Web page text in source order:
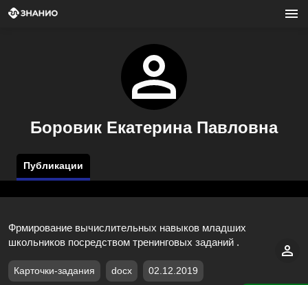
Боровик Екатерина Павловна
Публикации
Фрмирование вычислительных навыков младших
школьников посредством тренинговых заданий .
Карточки-задания docx 02.12.2019